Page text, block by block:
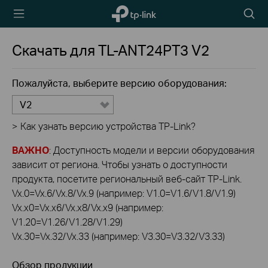
TP-Link,
Reliably
icon
Скачать дляTL-ANT24PT3V2
Пожалуйста, выберите версию оборудования:
V2
> Как узнать версию устройства TP-Link?
ВАЖНО: Доступность модели и версии оборудования
зависит от региона. Чтобы узнать о доступности
продукта, посетите региональный веб-сайт TP-Link.
Vx.0=Vx.6/Vx.8/Vx.9 (например: V1.0=V1.6/V1.8/V1.9)
Vx.x0=Vx.x6/Vx.x8/Vx.x9 (например:
V1.20=V1.26/V1.28/V1.29)
Vx.30=Vx.32/Vx.33 (например: V3.30=V3.32/V3.33)
Обзор продукции